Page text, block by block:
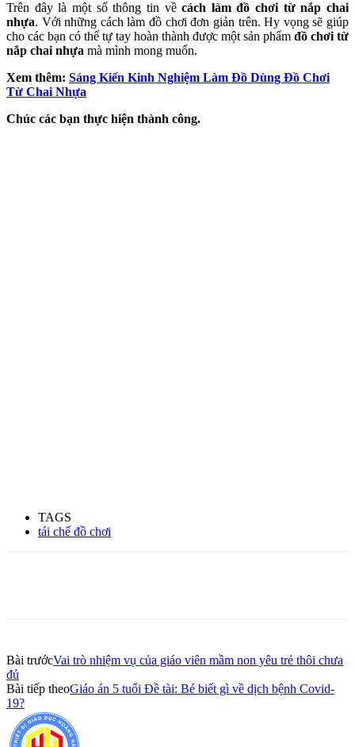
Trên đây là một số thông tin vềcách làm đồ chơi từ nắp chai
nhựa. Với những cách làm đồ chơi đơn giản trên. Hy vọng sẽ giúp
cho các bạn có thể tự tay hoàn thành được một sản phẩm đồ chơi từ
nắp chai nhựa mà mình mong muốn.
Xem thêm: Sáng Kiến Kinh Nghiệm Làm Đồ Dùng Đồ Chơi
Từ Chai Nhựa
Chúc các bạn thực hiện thành công.
TAGS
tái chế đồ chơi
Bài trướcVai trò nhiệm vụ của giáo viên mầm non yêu trẻ thôi chưa
đủ
Bài tiếp theoGiáo án 5 tuổi Đề tài: Bé biết gì về dịch bệnh Covid-
19?